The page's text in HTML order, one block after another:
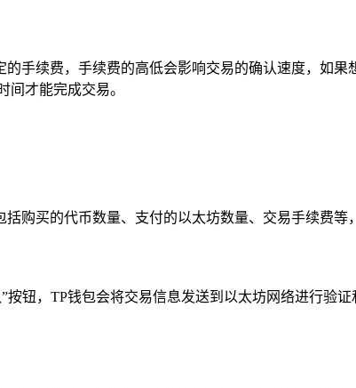
手续费，手续费的高低会影响交易的确认速度，如
间才能完成交易。
购买的代币数量、支付的以太坊数量、交易手续费等
钮，TP钱包会将交易信息发送到以太坊网络进行验